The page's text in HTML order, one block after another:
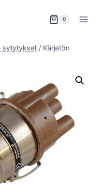
0
sytytykset / Kärjetön